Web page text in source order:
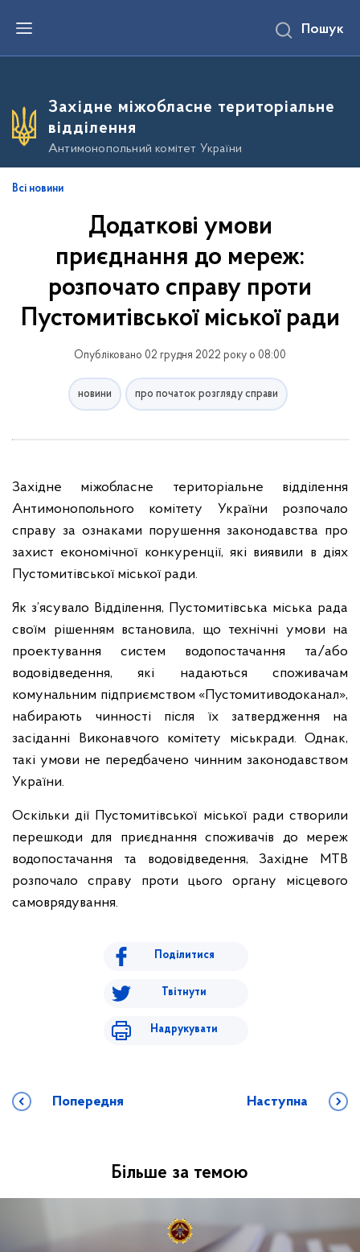
е
о
о
в
Пошук
Західне міжобласне територіальне
відділення
Антимонопольний комітет України
Всі новини
Додаткові умови
приєднання до мереж:
розпочато справу проти
Пустомитівської міської ради
Опубліковано 02 грудня 2022 року о 08:00
новини про початок розгляду справи
Західне міжобласне територіальне відділення
Антимонопольного комітету України розпочало
справу за ознаками порушення законодавства про
захист економічної конкуренції, які виявили в діях
Пустомитівської міської ради.
Як з’ясувало Відділення, Пустомитівська міська рада
своїм рішенням встановила, що технічні умови на
проектування систем водопостачання та/або
водовідведення, які надаються споживачам
комунальним підприємством «Пустомитиводоканал»,
набирають чинності після їх затвердження на
засіданні Виконавчого комітету міськради. Однак,
такі умови не передбачено чинним законодавством
України.
Оскільки дії Пустомитівської міської ради створили
перешкоди для приєднання споживачів до мереж
водопостачання та водовідведення, Західне МТВ
розпочало справу проти цього органу місцевого
самоврядування.
Поділитися
Твітнути
Надрукувати
Попередня Наступна
Більше за темою